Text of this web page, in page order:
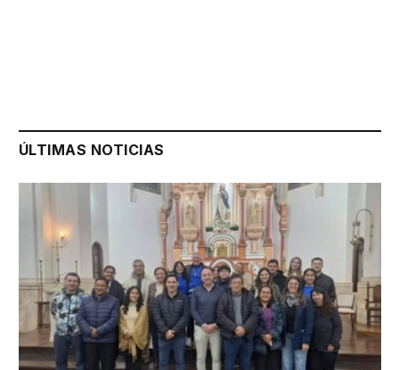
ÚLTIMAS NOTICIAS